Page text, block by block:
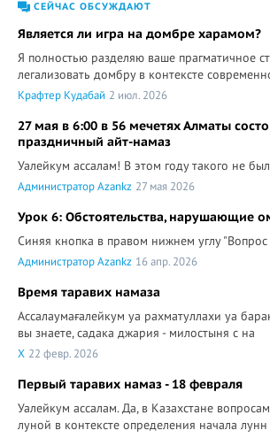
СЕЙЧАС ОБСУЖДАЮТ
Является ли игра на домбре харамом?
Я полностью разделяю ваше прагматичное
легализовать домбру в контексте
Крафтер Кудабай 2 июл. 2026
27 мая в 6:00 в 56 мечетях Алматы
праздничный айт-намаз
Уалейкум ассалам! В этом году такого не
Администратор Azankz 27 мая 2026
Урок 6: Обстоятельства, нарушающие
Синяя кнопка в правом нижнем углу "Вопрос
Администратор Azankz 16 апр. 2026
Время таравих намаза
Ассалаумағалейкум уа рахматуллахи уа
вы знаете, садака джария - милостыня с на
X 22 февр. 2026
Первый таравих намаз - 18 февраля
Уалейкум ассалам. Да, в Казахстане
луной в контексте определения начала лунн